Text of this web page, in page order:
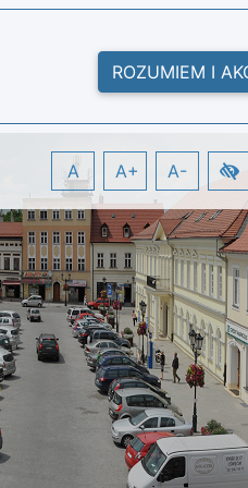
ROZUMIEM I
A A+ A-